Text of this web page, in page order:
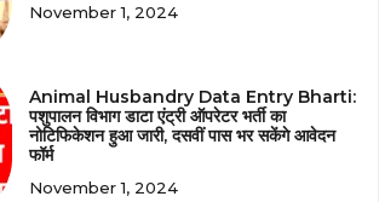
November 1, 2024
Animal Husbandry Data Entry Bharti:
पशुपालन विभाग डाटा एंट्री ऑपरेटर भर्ती का
नोटिफिकेशन हुआ जारी, दसवीं पास भर सकेंगे आवेदन
फॉर्म
November 1, 2024